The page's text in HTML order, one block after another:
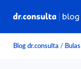
Blog dr.consulta / Bulas